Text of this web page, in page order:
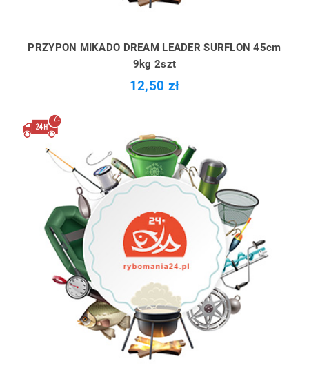
PRZYPON MIKADO DREAM LEADER SURFLON 45cm
9kg 2szt
12,50 zł